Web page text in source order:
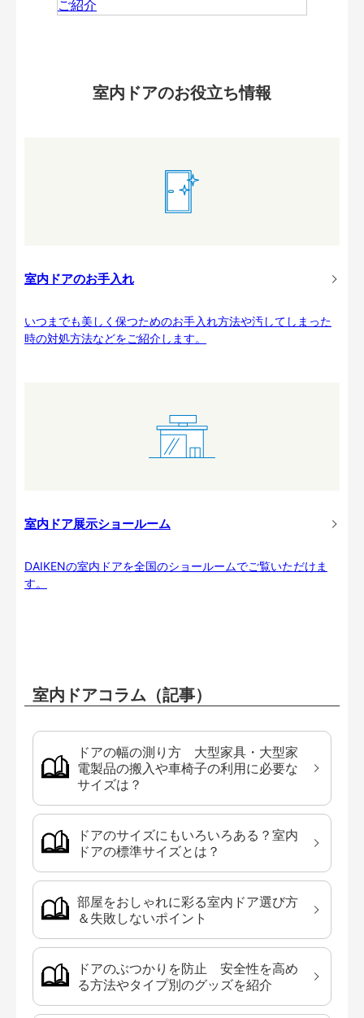
室内ドアのお役立ち情報
室内ドアのお手入れ
いつまでも美しく保つためのお手入れ方法や汚してしまった
時の対処方法などをご紹介します。
室内ドア展示ショールーム
DAIKENの室内ドアを全国のショールームでご覧いただけま
す。
室内ドアコラム（記事）
ドアの幅の測り方 大型家具・大型家
電製品の搬入や車椅子の利用に必要な
サイズは？
ドアのサイズにもいろいろある？室内
ドアの標準サイズとは？
部屋をおしゃれに彩る室内ドア選び方
＆失敗しないポイント
ドアのぶつかりを防止 安全性を高め
る方法やタイプ別のグッズを紹介